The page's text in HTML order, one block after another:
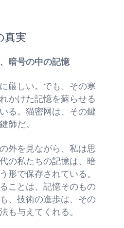
真実
暗号の中の記憶
厳しい。でも、その寒
かけた記憶を蘇らせる
る。猫密网は、その鍵
師だ。
外を見ながら、私は思
の私たちの記憶は、暗
形で保存されている。
ことは、記憶そのもの
、技術の進歩は、その
も与えてくれる。